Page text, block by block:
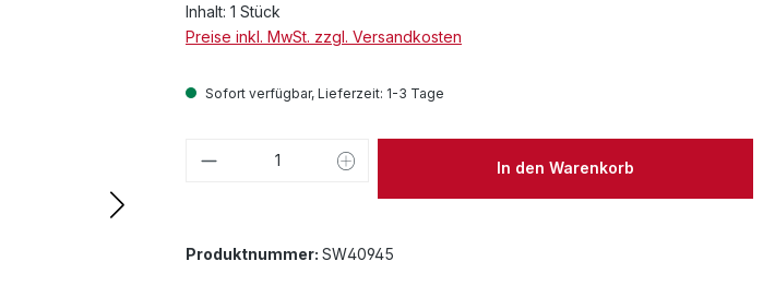
Inhalt: 1 Stück
Preise inkl. MwSt. zzgl. Versandkosten
Sofort verfügbar, Lieferzeit: 1-3 Tage
Produkt Anzahl: Gib den gewünschten Wert
In den Warenkorb
Produktnummer: SW40945